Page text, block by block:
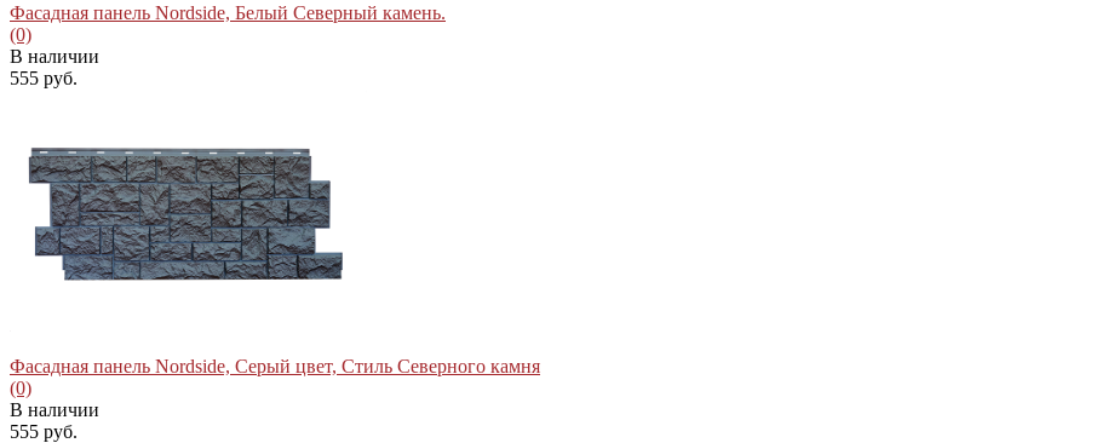
избранное сравнить
Фасадная панель Nordside, Белый Северный камень.
(0)
В наличии
555 руб.
Фасадная панель Nordside, Серый цвет, Стиль Северного камня
(0)
В наличии
555 руб.